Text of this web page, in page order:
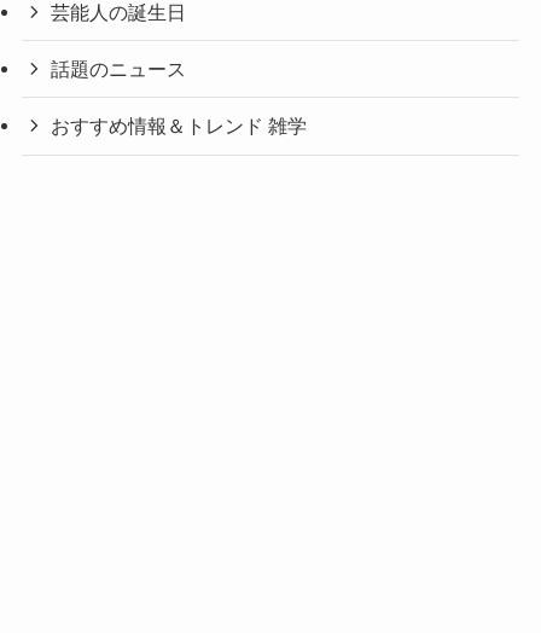
芸能人の誕生日
話題のニュース
おすすめ情報＆トレンド 雑学